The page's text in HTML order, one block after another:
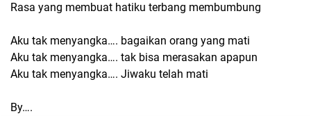
Rasa yang membuat hatiku terbang membumbung
Aku tak menyangka…. bagaikan orang yang mati
Aku tak menyangka…. tak bisa merasakan apapun
Aku tak menyangka…. Jiwaku telah mati
By….